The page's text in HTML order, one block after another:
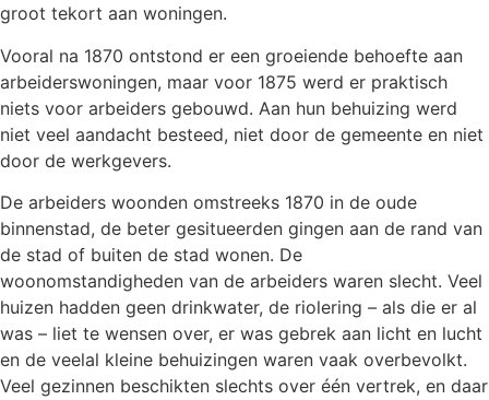
groot tekort aan woningen.
Vooral na 1870 ontstond er een groeiende behoefte aan
arbeiderswoningen, maar voor 1875 werd er praktisch
niets voor arbeiders gebouwd. Aan hun behuizing werd
niet veel aandacht besteed, niet door de gemeente en niet
door de werkgevers.
De arbeiders woonden omstreeks 1870 in de oude
binnenstad, de beter gesitueerden gingen aan de rand van
de stad of buiten de stad wonen. De
woonomstandigheden van de arbeiders waren slecht. Veel
huizen hadden geen drinkwater, de riolering – als die er al
was – liet te wensen over, er was gebrek aan licht en lucht
en de veelal kleine behuizingen waren vaak overbevolkt.
Veel gezinnen beschikten slechts over één vertrek, en daar